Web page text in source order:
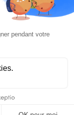
Innovation Media